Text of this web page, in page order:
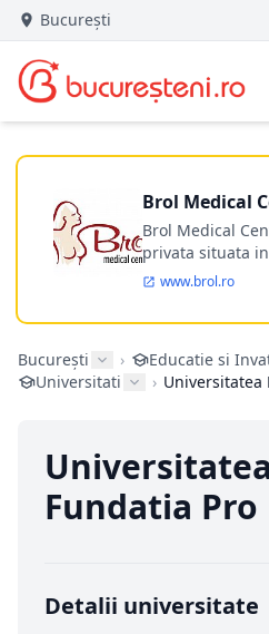
București
Brol Medical
Brol Medical
privata situata
Timisoara avand
Incepand din
ultramodern.
www.brol.ro
București › Educatie si
Universitati
› Universitatea
Fundatia Pro
Detalii universitate